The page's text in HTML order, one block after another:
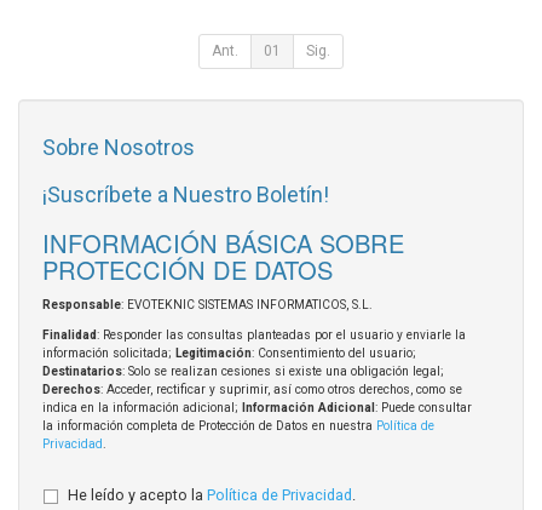
Ant. 01 Sig.
Sobre Nosotros
¡Suscríbete a Nuestro Boletín!
INFORMACIÓN BÁSICA SOBRE
PROTECCIÓN DE DATOS
Responsable: EVOTEKNIC SISTEMAS INFORMATICOS, S.L.
Finalidad: Responder las consultas planteadas por el usuario y enviarle la
información solicitada; Legitimación: Consentimiento del usuario;
Destinatarios: Solo se realizan cesiones si existe una obligación legal;
Derechos: Acceder, rectificar y suprimir, así como otros derechos, como se
indica en la información adicional;
Información Adicional : Puede consultar
la información completa de Protección de Datos en nuestra Política de
Privacidad
He leído y acepto la Política de Privacidad .